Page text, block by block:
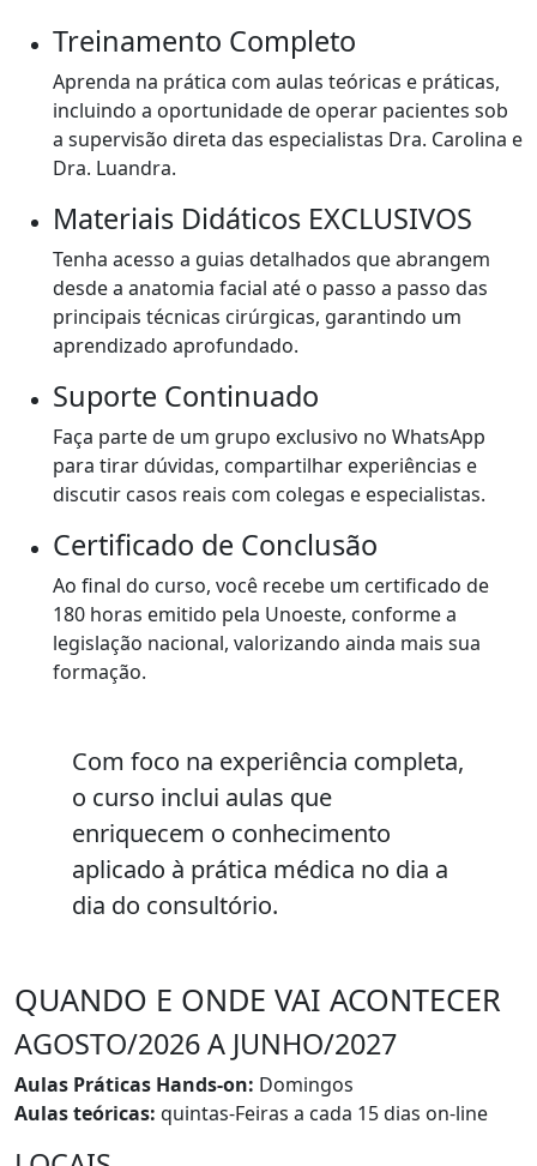
Treinamento Completo
Aprenda na prática com aulas teóricas e práticas,
incluindo a oportunidade de operar pacientes sob
a supervisão direta das especialistas Dra. Carolina e
Dra. Luandra.
Materiais Didáticos EXCLUSIVOS
Tenha acesso a guias detalhados que abrangem
desde a anatomia facial até o passo a passo das
principais técnicas cirúrgicas, garantindo um
aprendizado aprofundado.
Suporte Continuado
Faça parte de um grupo exclusivo no WhatsApp
para tirar dúvidas, compartilhar experiências e
discutir casos reais com colegas e especialistas.
Certificado de Conclusão
Ao final do curso, você recebe um certificado de
180 horas emitido pela Unoeste, conforme a
legislação nacional, valorizando ainda mais sua
formação.
Com foco na experiência completa,
o curso inclui aulas que
enriquecem o conhecimento
aplicado à prática médica no dia a
dia do consultório.
QUANDO E ONDE VAI ACONTECER
AGOSTO/2026 A JUNHO/2027
Aulas Práticas Hands-on: Domingos
Aulas teóricas: quintas-Feiras a cada 15 dias on-line